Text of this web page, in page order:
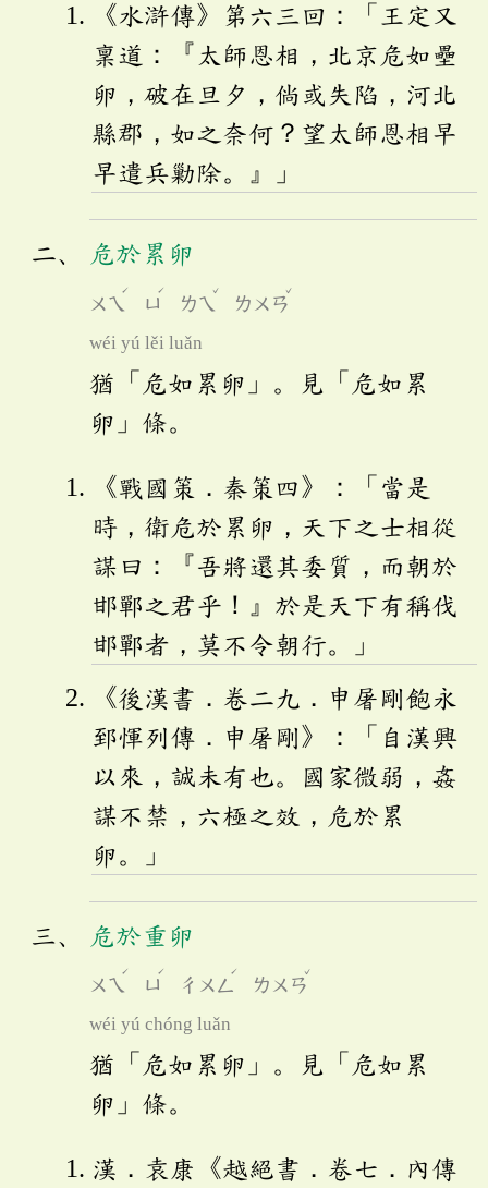
《水滸傳》第六三回：「王定又
稟道：『太師恩相，北京危如壘
卵，破在旦夕，倘或失陷，河北
縣郡，如之奈何？望太師恩相早
早遣兵勦除。』」
危於累卵
ㄨㄟ
ˊ
ㄩ
ˊ
ㄌㄟ
ˇ
ㄌㄨㄢ
ˇ
wéi yú lěi luǎn
猶「危如累卵」。見「危如累
卵」條。
《戰國策．秦策四》：「當是
時，衛危於累卵，天下之士相從
謀曰：『吾將還其委質，而朝於
邯鄲之君乎！』於是天下有稱伐
邯鄲者，莫不令朝行。」
《後漢書．卷二九．申屠剛飽永
郅惲列傳．申屠剛》：「自漢興
以來，誠未有也。國家微弱，姦
謀不禁，六極之效，危於累
卵。」
危於重卵
ㄨㄟ
ˊ
ㄩ
ˊ
ㄔㄨㄥ
ˊ
ㄌㄨㄢ
ˇ
wéi yú chóng luǎn
猶「危如累卵」。見「危如累
卵」條。
漢．袁康《越絕書．卷七．內傳